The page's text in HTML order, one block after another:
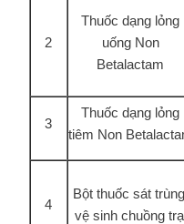
2
Thuốc dạng lỏng
uống Non
Betalactam
3
Thuốc dạng lỏng
tiêm Non
4
Bột thuốc sát
vệ sinh chuồng